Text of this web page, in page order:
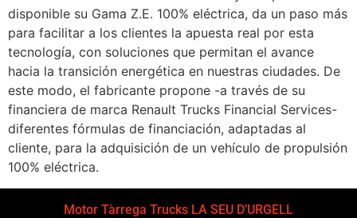
disponible su Gama Z.E. 100% eléctrica, da un paso más
para facilitar a los clientes la apuesta real por esta
tecnología, con soluciones que permitan el avance
hacia la transición energética en nuestras ciudades. De
este modo, el fabricante propone -a través de su
financiera de marca Renault Trucks Financial Services-
diferentes fórmulas de financiación, adaptadas al
cliente, para la adquisición de un vehículo de propulsión
100% eléctrica.
Motor Tàrrega Trucks LA SEU D’URGELL